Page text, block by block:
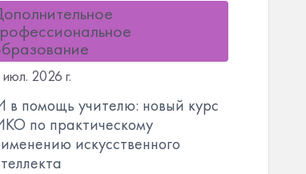
2026 г.
в помощь учителю: новый курс
по практическому
искусственного